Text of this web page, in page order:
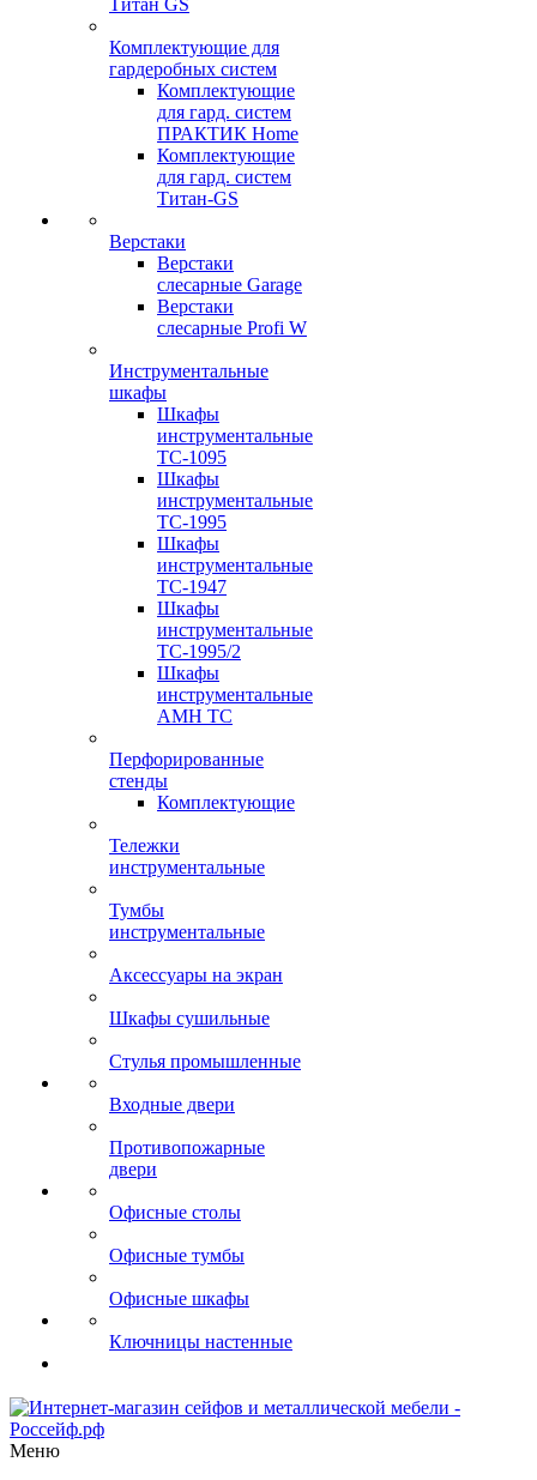
Титан GS
Комплектующие для
гардеробных систем
Комплектующие
для гард. систем
ПРАКТИК Home
Комплектующие
для гард. систем
Титан-GS
Верстаки
Верстаки
слесарные Garage
Верстаки
слесарные Profi W
Инструментальные
шкафы
Шкафы
инструментальные
TC-1095
Шкафы
инструментальные
TC-1995
Шкафы
инструментальные
TC-1947
Шкафы
инструментальные
TC-1995/2
Шкафы
инструментальные
AMH TC
Перфорированные
стенды
Комплектующие
Тележки
инструментальные
Тумбы
инструментальные
Аксессуары на экран
Шкафы сушильные
Стулья промышленные
Входные двери
Противопожарные
двери
Офисные столы
Офисные тумбы
Офисные шкафы
Ключницы настенные
Меню